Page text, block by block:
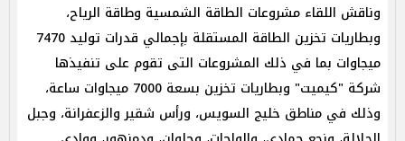
وناقش اللقاء مشروعات الطاقة الشمسية وطاقة الرياح،
وبطاريات تخزين الطاقة المستقلة بإجمالي قدرات توليد 7470
ميجاوات بما في ذلك المشروعات التى تقوم على تنفيذها
شركة "كيميت" وبطاريات تخزين بسعة 7000 ميجاوات ساعة،
وذلك في مناطق خليج السويس، ورأس شقير والزعفرانة، وجبل